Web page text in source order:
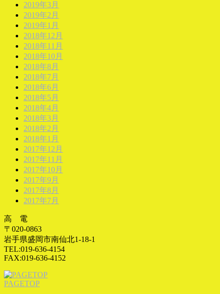
2019年3月
2019年2月
2019年1月
2018年12月
2018年11月
2018年10月
2018年8月
2018年7月
2018年6月
2018年5月
2018年4月
2018年3月
2018年2月
2018年1月
2017年12月
2017年11月
2017年10月
2017年9月
2017年8月
2017年7月
高 電
〒020-0863
岩手県盛岡市南仙北1-18-1
TEL:019-636-4154
FAX:019-636-4152
PAGETOP